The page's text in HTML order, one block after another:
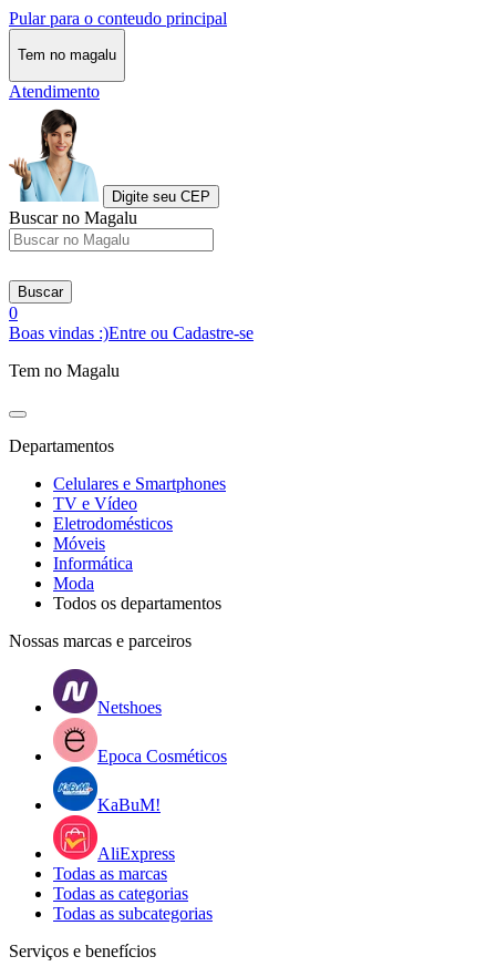
Pular para o conteudo principal
Tem no magalu
Atendimento
Digite seu CEP
Buscar no Magalu
Buscar
0
Boas vindas :)Entre ou Cadastre-se
Tem no Magalu
Departamentos
Celulares e Smartphones
TV e Vídeo
Eletrodomésticos
Móveis
Informática
Moda
Todos os departamentos
Nossas marcas e parceiros
Netshoes
Epoca Cosméticos
KaBuM!
AliExpress
Todas as marcas
Todas as categorias
Todas as subcategorias
Serviços e benefícios